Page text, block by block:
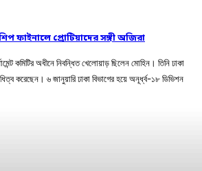
ফাইনালে প্রোটিয়াদের সঙ্গী অজিরা
কমিটির অধীনে নিবন্ধিত খেলোয়াড় ছিলেন মোহিন। তিনি ঢাকা
করেছেন। ৬ জানুয়ারি ঢাকা বিভাগের হয়ে অনূর্ধ্ব-১৮ ডিভিশন